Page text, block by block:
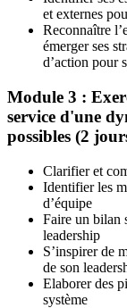
et externes
Reconnaître
émerger ses
d’action pour
Module 3 :
service d'une
possibles (2
Clarifier et
Identifier les
d’équipe
Faire un bilan
leadership
S’inspirer de
de son
Elaborer des
système